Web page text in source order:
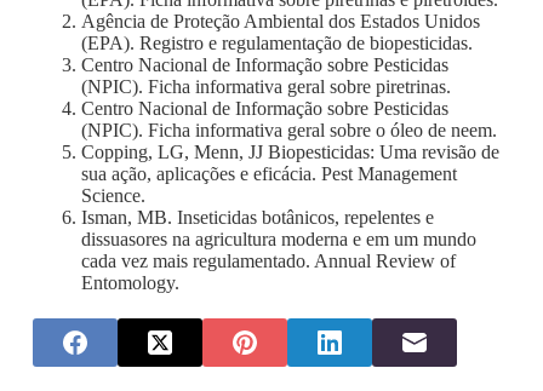
Agência de Proteção Ambiental dos Estados Unidos
(EPA). Registro e regulamentação de biopesticidas.
Centro Nacional de Informação sobre Pesticidas
(NPIC). Ficha informativa geral sobre piretrinas.
Centro Nacional de Informação sobre Pesticidas
(NPIC). Ficha informativa geral sobre o óleo de neem.
Copping, LG, Menn, JJ Biopesticidas: Uma revisão de
sua ação, aplicações e eficácia. Pest Management
Science.
Isman, MB. Inseticidas botânicos, repelentes e
dissuasores na agricultura moderna e em um mundo
cada vez mais regulamentado. Annual Review of
Entomology.